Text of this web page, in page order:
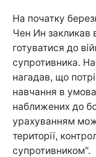
На початку
Чен Ин закликав
готуватися до
супротивника.
нагадав, що
навчання в
наближених до
урахуванням
території,
супротивником".